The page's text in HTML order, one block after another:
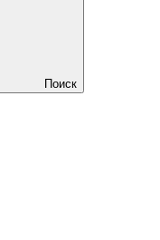
Поиск